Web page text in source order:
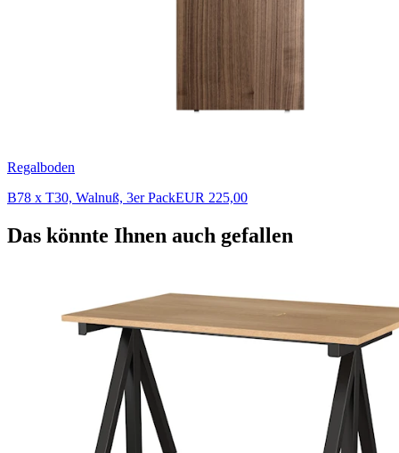
Regalboden
B78 x T30, Walnuß, 3er PackEUR 225,00
Das könnte Ihnen auch gefallen